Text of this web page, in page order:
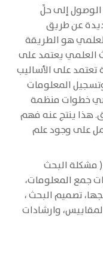
إلى حلِّ
عن طريق
هو الطريقة
العلمي يعتمد على
تعتمد على الأساليب
المعلومات
هي خطوات منظمة
هذا ينتج عنه فهم
على وجود علم
( مشكلة البحث
جمع المعلومات،
تصميم البحث ،
وارشادات